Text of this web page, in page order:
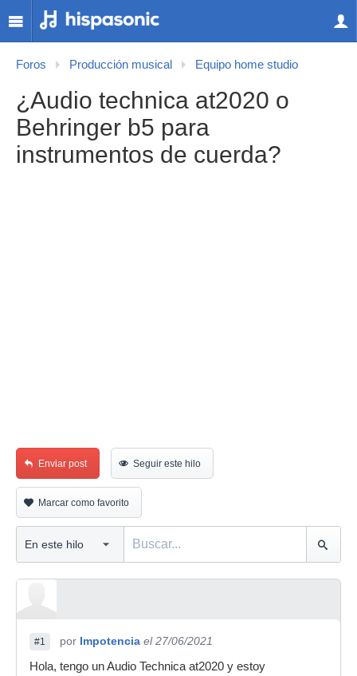
Foros Producción musical Equipo home studio
¿Audio technica at2020 o
Behringer b5 para
instrumentos de cuerda?
Enviar post Seguir este hilo
Marcar como favorito
#1 por Impotencia el 27/06/2021
Hola, tengo un Audio Technica at2020 y estoy